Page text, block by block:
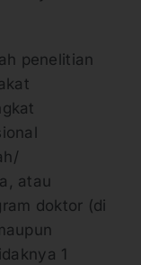
penelitian
atau
doktor (di
1